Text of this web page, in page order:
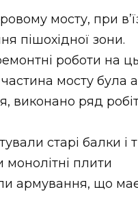
мосту, при
пішохідної зони.
роботи на
мосту була
виконано ряд
старі балки і
монолітні плити
армування, що